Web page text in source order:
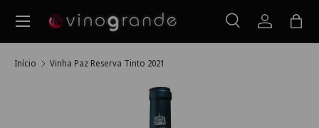
Ir para o conteúdo
Pesquisar
PesquisarIniciarSaco
Menu
Início Vinha Paz Reserva Tinto 2021